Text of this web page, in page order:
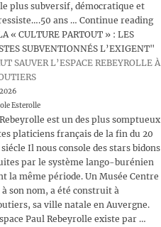
plus subversif, démocratique et
ans … Continue reading
« CULTURE PARTOUT » : LES
SUBVENTIONNÉS L’EXIGENT"
SAUVER L’ESPACE REBEYROLLE À
Esterolle
est un des plus somptueux
platiciens français de la fin du 20
Il nous console des stars bidons
par le système lango-burénien
la même période. Un Musée Centre
à son nom, a été construit à
sa ville natale en Auvergne.
Paul Rebeyrolle existe par …